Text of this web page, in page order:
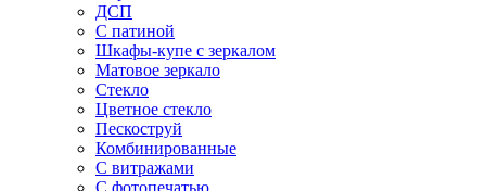
ДСП
С патиной
Шкафы-купе с зеркалом
Матовое зеркало
Стекло
Цветное стекло
Пескоструй
Комбинированные
С витражами
С фотопечатью